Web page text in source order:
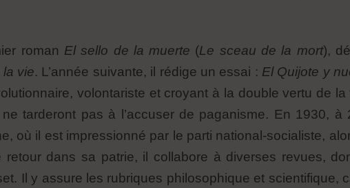
roman El sello de la muerte (Le sceau de la mort),
vie. L’année suivante, il rédige un essai : El Quijote y
volontariste et croyant à la double vertu de
tarderont pas à l’accuser de paganisme. En 1930, à
où il est impressionné par le parti national-socialiste,
dans sa patrie, il collabore à diverses revues,
Il y assure les rubriques philosophique et scientifique,